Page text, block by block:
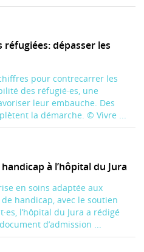
dépasser les
pour contrecarrer les
des réfugié·es, une
leur embauche. Des
la démarche. © Vivre ...
à l’hôpital du Jura
en soins adaptée aux
handicap, avec le soutien
l’hôpital du Jura a rédigé
d’admission ...